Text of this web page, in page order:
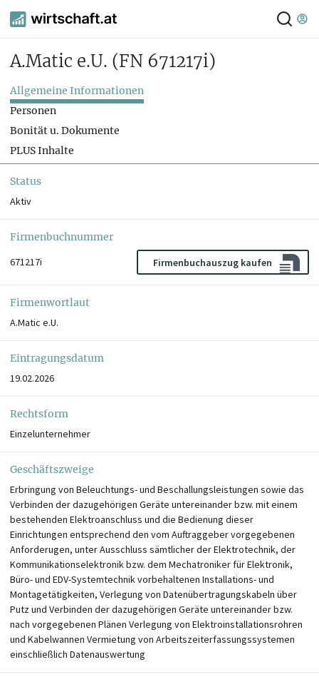
A.Matic e.U. (FN 671217i)
Allgemeine Informationen
Personen
Bonität u. Dokumente
PLUS Inhalte
Status
Aktiv
Firmenbuchnummer
671217i
Firmenbuchauszug kaufen
Firmenwortlaut
A.Matic e.U.
Eintragungsdatum
19.02.2026
Rechtsform
Einzelunternehmer
Geschäftszweige
Erbringung von Beleuchtungs- und Beschallungsleistungen sowie das
Verbinden der dazugehörigen Geräte untereinander bzw. mit einem
bestehenden Elektroanschluss und die Bedienung dieser
Einrichtungen entsprechend den vom Auftraggeber vorgegebenen
Anforderugen, unter Ausschluss sämtlicher der Elektrotechnik, der
Kommunikationselektronik bzw. dem Mechatroniker für Elektronik,
Büro- und EDV-Systemtechnik vorbehaltenen Installations- und
Montagetätigkeiten, Verlegung von Datenübertragungskabeln über
Putz und Verbinden der dazugehörigen Geräte untereinander bzw.
nach vorgegebenen Plänen Verlegung von Elektroinstallationsrohren
und Kabelwannen Vermietung von Arbeitszeiterfassungssystemen
einschließlich Datenauswertung